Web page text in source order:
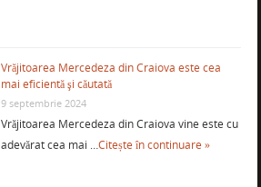
Vrăjitoarea Mercedeza din Craiova este cea
mai eficientă şi căutată
9 septembrie 2024
Vrăjitoarea Mercedeza din Craiova vine este cu
adevărat cea mai …Citește în continuare »